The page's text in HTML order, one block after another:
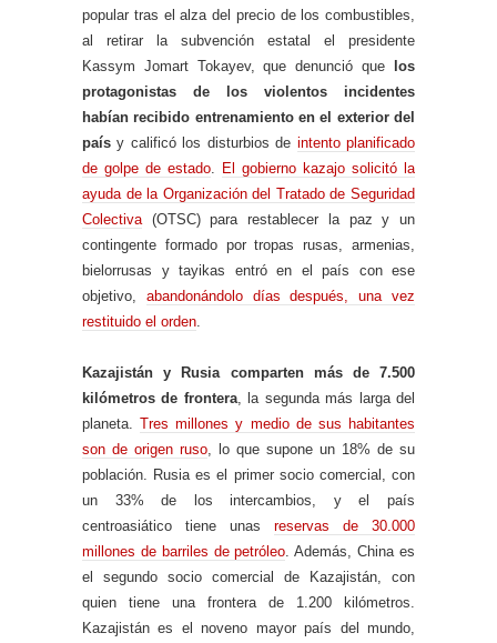
popular tras el alza del precio de los combustibles,
al retirar la subvención estatal el presidente
Kassym Jomart Tokayev, que denunció que
los
protagonistas de los violentos incidentes
habían recibido entrenamiento en el exterior del
país y calificó los disturbios de intento planificado
de golpe de estado
El gobierno kazajo solicitó la
ayuda de la Organización del Tratado de Seguridad
Colectiva (OTSC) para restablecer la paz y un
contingente formado por tropas rusas, armenias,
bielorrusas y tayikas entró en el país con ese
objetivo, abandonándolo días después, una vez
restituido el orden
Kazajistán y Rusia comparten más de 7.500
kilómetros de frontera, la segunda más larga del
planeta.Tres millones y medio de sus habitantes
son de origen ruso , lo que supone un 18% de su
población. Rusia es el primer socio comercial, con
un 33% de los intercambios, y el país
centroasiático tiene unas reservas de 30.000
millones de barriles de petróleo . Además, China es
el segundo socio comercial de Kazajistán, con
quien tiene una frontera de 1.200 kilómetros.
Kazajistán es el noveno mayor país del mundo,